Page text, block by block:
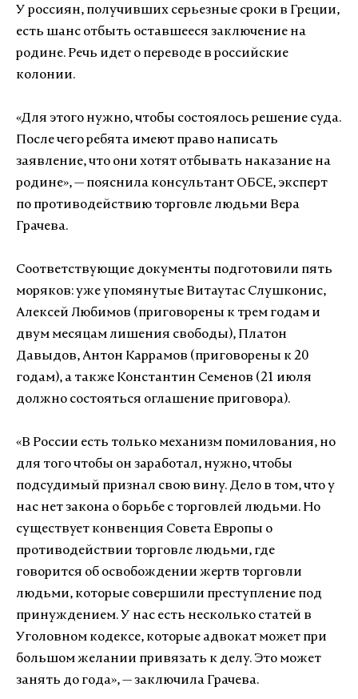
У россиян, получивших серьезные сроки в Греции,
есть шанс отбыть оставшееся заключение на
родине. Речь идет о переводе в российские
колонии.
«Для этого нужно, чтобы состоялось решение суда.
После чего ребята имеют право написать
заявление, что они хотят отбывать наказание на
родине», — пояснила консультант ОБСЕ, эксперт
по противодействию торговле людьми Вера
Грачева.
Соответствующие документы подготовили пять
моряков: уже упомянутые Витаутас Слушконис,
Алексей Любимов (приговорены к трем годам и
двум месяцам лишения свободы), Платон
Давыдов, Антон Каррамов (приговорены к 20
годам), а также Константин Семенов (21 июля
должно состояться оглашение приговора).
«В России есть только механизм помилования, но
для того чтобы он заработал, нужно, чтобы
подсудимый признал свою вину. Дело в том, что у
нас нет закона о борьбе с торговлей людьми. Но
существует конвенция Совета Европы о
противодействии торговле людьми, где
говорится об освобождении жертв торговли
людьми, которые совершили преступление под
принуждением. У нас есть несколько статей в
Уголовном кодексе, которые адвокат может при
большом желании привязать к делу. Это может
занять до года», — заключила Грачева.